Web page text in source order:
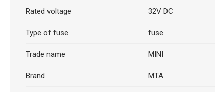
Rated voltage 32V DC
Type of fuse fuse
Trade name MINI
Brand MTA